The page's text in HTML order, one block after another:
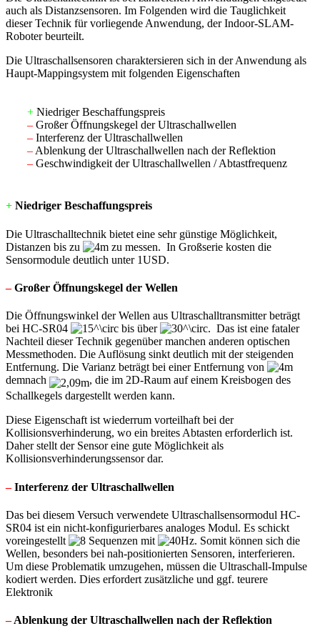
auch als Distanzsensoren. Im Folgenden wird die Tauglichkeit
dieser Technik für vorliegende Anwendung, der Indoor-SLAM-
Roboter beurteilt.
Die Ultraschallsensoren charaktersieren sich in der Anwendung als
Haupt-Mappingsystem mit folgenden Eigenschaften
+ Niedriger Beschaffungspreis
– Großer Öffnungskegel der Ultraschallwellen
– Interferenz der Ultraschallwellen
– Ablenkung der Ultraschallwellen nach der Reflektion
– Geschwindigkeit der Ultraschallwellen / Abtastfrequenz
+ Niedriger Beschaffungspreis
Die Ultraschalltechnik bietet eine sehr günstige Möglichkeit,
Distanzen bis zu
zu messen. In Großserie kosten die
Sensormodule deutlich unter 1USD.
–Großer Öffnungskegel der Wellen
Die Öffnungswinkel der Wellen aus Ultraschalltransmitter beträgt
bei HC-SR04
bis über
. Das ist eine fataler
Nachteil dieser Technik gegenüber manchen anderen optischen
Messmethoden. Die Auflösung sinkt deutlich mit der steigenden
Entfernung. Die Varianz beträgt bei einer Entfernung von
demnach
, die im 2D-Raum auf einem Kreisbogen des
Schallkegels dargestellt werden kann.
Diese Eigenschaft ist wiederrum vorteilhaft bei der
Kollisionsverhinderung, wo ein breites Abtasten erforderlich ist.
Daher stellt der Sensor eine gute Möglichkeit als
Kollisionsverhinderungssensor dar.
–Interferenz der Ultraschallwellen
Das bei diesem Versuch verwendete Ultraschallsensormodul HC-
SR04 ist ein nicht-konfigurierbares analoges Modul. Es schickt
voreingestellt
Sequenzen mit
. Somit können sich die
Wellen, besonders bei nah-positionierten Sensoren, interferieren.
Um diese Problematik umzugehen, müssen die Ultraschall-Impulse
kodiert werden. Dies erfordert zusätzliche und ggf. teurere
Elektronik
–Ablenkung der Ultraschallwellen nach der Reflektion